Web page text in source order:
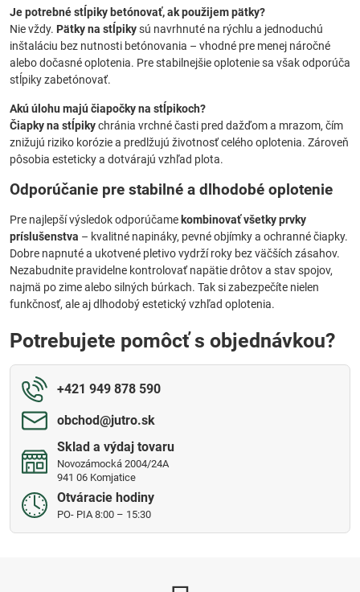
Je potrebné stĺpiky betónovať, ak použijem pätky?
Nie vždy. Pätky na stĺpikysú navrhnuté na rýchlu a jednoduchú
inštaláciu bez nutnosti betónovania – vhodné pre menej náročné
alebo dočasné oplotenia. Pre stabilnejšie oplotenie sa však odporúča
stĺpiky zabetónovať.
Akú úlohu majú čiapočky na stĺpikoch?
Čiapky na stĺpikychránia vrchné časti pred dažďom a mrazom, čím
znižujú riziko korózie a predlžujú životnosť celého oplotenia. Zároveň
pôsobia esteticky a dotvárajú vzhľad plota.
Odporúčanie pre stabilné a dlhodobé oplotenie
Pre najlepší výsledok odporúčamekombinovať všetky prvky
príslušenstva – kvalitné napináky, pevné objímky a ochranné čiapky.
Dobre napnuté a ukotvené pletivo vydrží roky bez väčších zásahov.
Nezabudnite pravidelne kontrolovať napätie drôtov a stav spojov,
najmä po zime alebo silných búrkach. Tak si zabezpečíte nielen
funkčnosť, ale aj dlhodobý estetický vzhľad oplotenia.
Potrebujete pomôcť s objednávkou?
+421 949 878 590
obchod​@jutro​.sk
Sklad a výdaj tovaru
Novozámocká 2004/24A
941 06 Komjatice
Otváracie hodiny
PO- PIA 8:00 – 15:30